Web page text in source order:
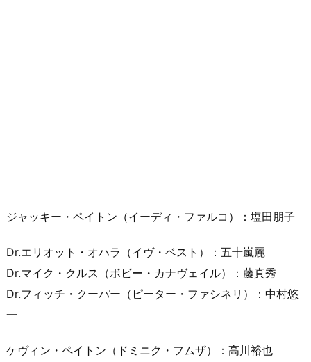
ジャッキー・ペイトン（イーディ・ファルコ）：塩田朋子
Dr.エリオット・オハラ（イヴ・ベスト）：五十嵐麗
Dr.マイク・クルス（ボビー・カナヴェイル）：藤真秀
Dr.フィッチ・クーパー（ピーター・ファシネリ）：中村悠
一
ケヴィン・ペイトン（ドミニク・フムザ）：高川裕也